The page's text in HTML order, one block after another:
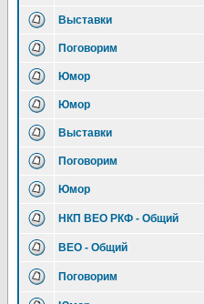
Выставки
Поговорим
Юмор
Юмор
Выставки
Поговорим
Юмор
НКП ВЕО РКФ - Общий
ВЕО - Общий
Поговорим